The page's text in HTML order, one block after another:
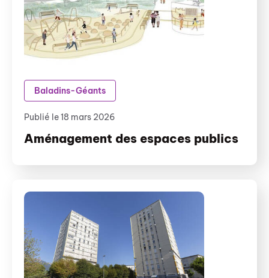
Aménagement des espaces publics
Publié le 18 mars 2026
Baladins-Géants